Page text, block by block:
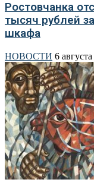
Ростовчанка
тысяч рублей
шкафа
НОВОСТИ 6